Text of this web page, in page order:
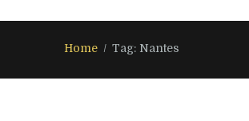
Home Tag: Nantes